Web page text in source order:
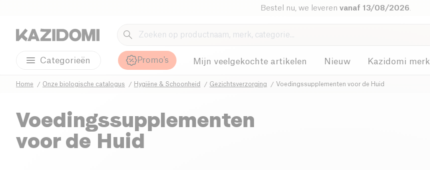
Bestel nu, we leverenvanaf 13/08/2026
Categorieën Promo's Mijn veelgekochte artikelen Nieuw Kazidomi merk
Home Onze biologische catalogus Hygiëne & Schoonheid Gezichtsverzorging Voedingssupplementen voor de Huid
Voedingssupplementen
voor de Huid